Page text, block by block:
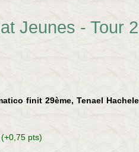
Jeunes - Tour 2
finit 29ème, Tenael
(+0,75 pts)